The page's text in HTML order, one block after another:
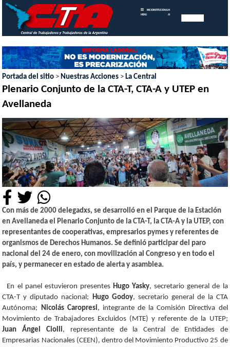
MENU
INICIOINSTITUCIONAL MEMORIAS
ANUALES
Portada del sitio > Nuestras Acciones > La Central
Plenario Conjunto de la CTA-T, CTA-A y UTEP en
Avellaneda
Con más de 2000 delegadxs, se desarrolló en el Parque de la Estación
en Avellaneda el Plenario Conjunto de la CTA-T, la CTA-A y la UTEP, con
representantes de cooperativas, empresarios pymes y referentes de
organismos de Derechos Humanos. Se definió participar del paro
nacional del 24 de enero, con movilización al Congreso y en todo el
país, y permanecer en estado de alerta y asamblea.
En el panel estuvieron presentes Hugo Yasky, secretario general de la
CTA-T y diputado nacional; Hugo Godoy, secretario general de la CTA
Autónoma; Nicolás Caropresi, integrante de la Comisión Directiva del
Movimiento de Trabajadores Excluidos (MTE) y referente de la UTEP;
Juan Ángel Ciolli, representante de la Central de Entidades de
Empresarias Nacionales (CEEN), dentro del Movimiento Productivo 25 de